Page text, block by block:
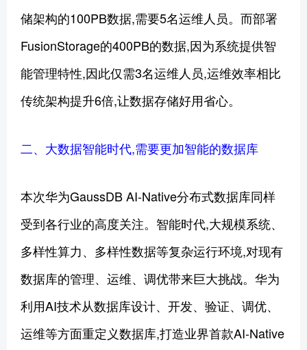
储架构的100PB数据,需要5名运维人员。而部署
FusionStorage的400PB的数据,因为系统提供智
能管理特性,因此仅需3名运维人员,运维效率相比
传统架构提升6倍,让数据存储好用省心。
二、大数据智能时代,需要更加智能的数据库
本次华为GaussDB AI-Native分布式数据库同样
受到各行业的高度关注。智能时代,大规模系统、
多样性算力、多样性数据等复杂运行环境,对现有
数据库的管理、运维、调优带来巨大挑战。华为
利用AI技术从数据库设计、开发、验证、调优、
运维等方面重定义数据库,打造业界首款AI-Native